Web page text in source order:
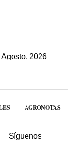
2026
AGRONOTAS
Síguenos